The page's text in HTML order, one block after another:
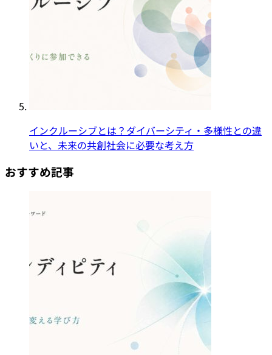
インクルーシブとは？ダイバーシティ・多様性との違
いと、未来の共創社会に必要な考え方
おすすめ記事